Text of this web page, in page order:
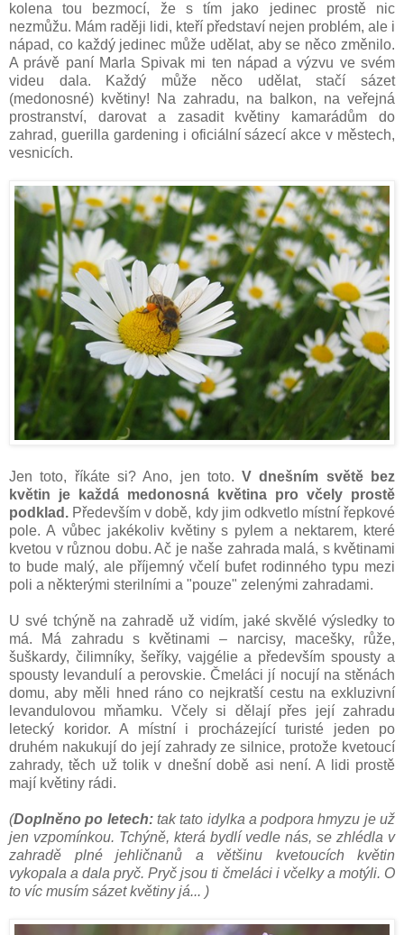
kolena tou bezmocí, že s tím jako jedinec prostě nic
nezmůžu. Mám raději lidi, kteří představí nejen problém, ale i
nápad, co každý jedinec může udělat, aby se něco změnilo.
A právě paní Marla Spivak mi ten nápad a výzvu ve svém
videu dala. Každý může něco udělat, stačí sázet
(medonosné) květiny! Na zahradu, na balkon, na veřejná
prostranství, darovat a zasadit květiny kamarádům do
zahrad, guerilla gardening i oficiální sázecí akce v městech,
vesnicích.
Jen toto, říkáte si? Ano, jen toto.V dnešním světě bez
květin je každá medonosná květina pro včely prostě
podklad. Především v době, kdy jim odkvetlo místní řepkové
pole. A vůbec jakékoliv květiny s pylem a nektarem, které
kvetou v různou dobu. Ač je naše zahrada malá, s květinami
to bude malý, ale příjemný včelí bufet rodinného typu mezi
poli a některými sterilními a "pouze" zelenými zahradami.
U své tchýně na zahradě už vidím, jaké skvělé výsledky to
má. Má zahradu s květinami – narcisy, macešky, růže,
šuškardy, čilimníky, šeříky, vajgélie a především spousty a
spousty levandulí a perovskie. Čmeláci jí nocují na stěnách
domu, aby měli hned ráno co nejkratší cestu na exkluzivní
levandulovou mňamku. Včely si dělají přes její zahradu
letecký koridor. A místní i procházející turisté jeden po
druhém nakukují do její zahrady ze silnice, protože kvetoucí
zahrady, těch už tolik v dnešní době asi není. A lidi prostě
mají květiny rádi.
(Doplněno po letech:tak tato idylka a podpora hmyzu je už
jen vzpomínkou. Tchýně, která bydlí vedle nás, se zhlédla v
zahradě plné jehličnanů a většinu kvetoucích květin
vykopala a dala pryč. Pryč jsou ti čmeláci i včelky a motýli. O
to víc musím sázet květiny já... )